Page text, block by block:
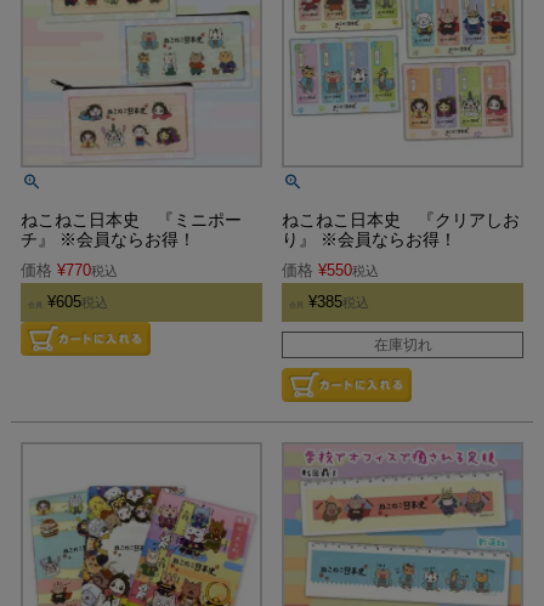
ねこねこ日本史 『ミニポー
チ』 ※会員ならお得！
価格 ¥770税込
¥605税込
ねこねこ日本史 『クリアしお
り』 ※会員ならお得！
価格 ¥550税込
¥385税込
在庫切れ